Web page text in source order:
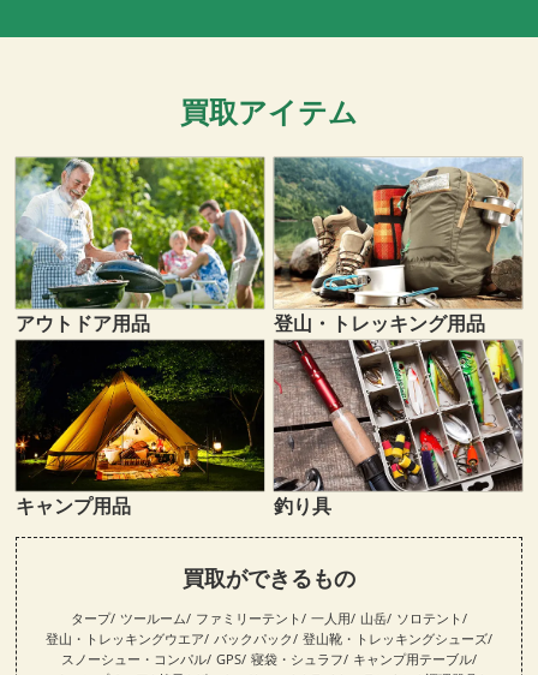
買取アイテム
アウトドア用品 登山・トレッキング用品
キャンプ用品 釣り具
買取ができるもの
タープ ツールーム ファミリーテント 一人用 山岳 ソロテント
登山・トレッキングウエア
バックパック
登山靴・トレッキングシューズ
スノーシュー・コンパル GPS 寝袋・シュラフ
キャンプ用テーブル